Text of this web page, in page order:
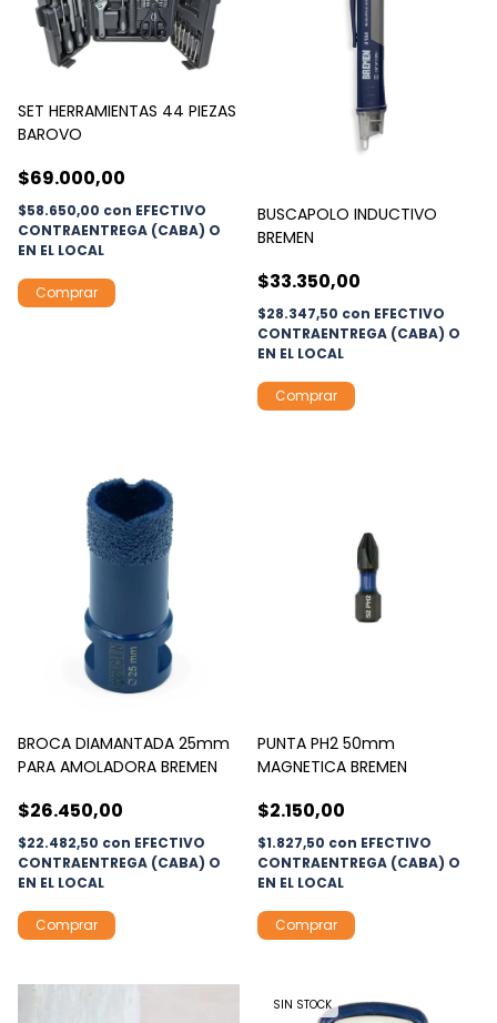
SET HERRAMIENTAS 44 PIEZAS
BAROVO
$69.000,00
$58.650,00 con EFECTIVO
CONTRAENTREGA (CABA) O
EN EL LOCAL
BUSCAPOLO INDUCTIVO
BREMEN
$33.350,00
$28.347,50 con EFECTIVO
CONTRAENTREGA (CABA) O
EN EL LOCAL
BROCA DIAMANTADA 25mm
PARA AMOLADORA BREMEN
$26.450,00
$22.482,50 con EFECTIVO
CONTRAENTREGA (CABA) O
EN EL LOCAL
PUNTA PH2 50mm
MAGNETICA BREMEN
$2.150,00
$1.827,50 con EFECTIVO
CONTRAENTREGA (CABA) O
EN EL LOCAL
SIN STOCK